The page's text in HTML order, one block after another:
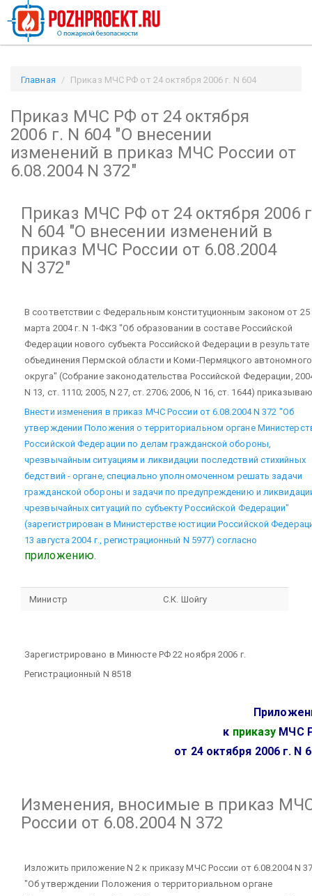
Главная
Приказ МЧС РФ от 24 октября 2006 г. N 604
N 372" / Pozhproekt.ru
Приказ МЧС РФ от 24 октября
2006 г. N 604"О внесении
изменений в приказ МЧС России от
6.08.2004 N 372"
Приказ МЧС РФ от 24 октября 2006
N 604"О внесении изменений в
приказ МЧС России от 6.08.2004
N 372"
В соответствии с Федеральным конституционным законом от 25
марта 2004 г. N 1-ФКЗ "Об образовании в составе Российской
Федерации нового субъекта Российской Федерации в результате
объединения Пермской области и Коми-Пермяцкого автономного
округа" (Собрание законодательства Российской Федерации,
N 13, ст. 1110; 2005, N 27, ст. 2706; 2006, N 16, ст. 1644)
Внести изменения в приказ МЧС России от 6.08.2004 N 372 "Об
утверждении Положения о территориальном органе
Российской Федерации по делам гражданской обороны,
чрезвычайным ситуациям и ликвидации последствий стихийных
бедствий - органе, специально уполномоченном решать задачи
гражданской обороны и задачи по предупреждению и
чрезвычайных ситуаций по субъекту Российской Федерации"
(зарегистрирован в Министерстве юстиции Российской
13 августа 2004 г., регистрационный N 5977) согласно
приложению.
Министр С.К. Шойгу
Зарегистрировано в Минюсте РФ 22 ноября 2006 г.
Регистрационный N 8518
к приказу МЧС
от 24 октября 2006 г. N
Изменения, вносимые в приказ
России от 6.08.2004 N 372
Изложить приложение N 2 к приказу МЧС России от 6.08.2004 N
"Об утверждении Положения о территориальном органе